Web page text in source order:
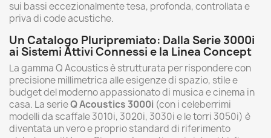
sui bassi eccezionalmente tesa, profonda, controllata e
priva di code acustiche.
Un Catalogo Pluripremiato: Dalla Serie 3000i
ai Sistemi Attivi Connessi e la Linea Concept
La gamma Q Acoustics è strutturata per rispondere con
precisione millimetrica alle esigenze di spazio, stile e
budget del moderno appassionato di musica e cinema in
casa. La serieQ Acoustics 3000i (con i celeberrimi
modelli da scaffale 3010i, 3020i, 3030i e le torri 3050i) è
diventata un vero e proprio standard di riferimento